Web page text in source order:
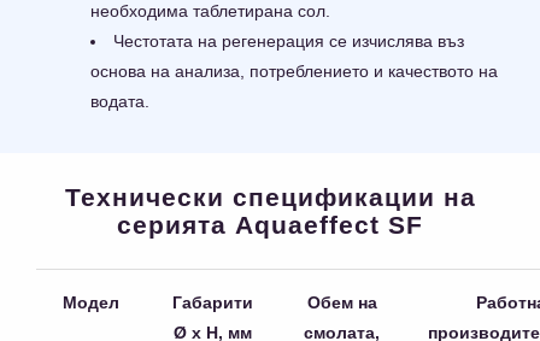
необходима таблетирана сол.
Честотата на регенерация се изчислява въз
основа на анализа, потреблението и качеството на
водата.
Технически спецификации на
серията Aquaeffect SF
Модел
Габарити
Ø х Н, мм
Обем на
смолата,